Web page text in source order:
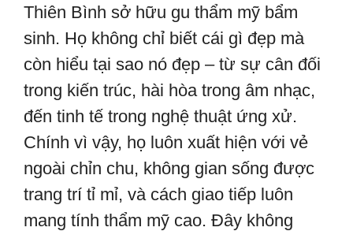
Thiên Bình sở hữu gu thẩm mỹ bẩm
sinh. Họ không chỉ biết cái gì đẹp mà
còn hiểu tại sao nó đẹp – từ sự cân đối
trong kiến trúc, hài hòa trong âm nhạc,
đến tinh tế trong nghệ thuật ứng xử.
Chính vì vậy, họ luôn xuất hiện với vẻ
ngoài chỉn chu, không gian sống được
trang trí tỉ mỉ, và cách giao tiếp luôn
mang tính thẩm mỹ cao. Đây không